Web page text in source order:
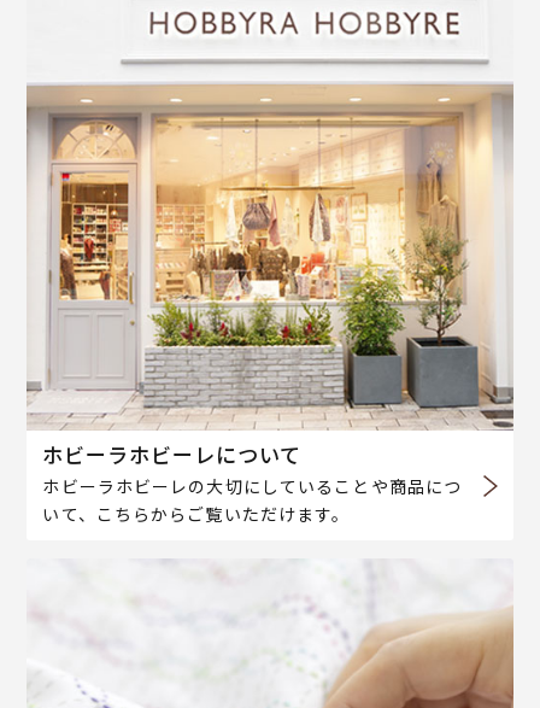
ホビーラホビーレについて
ホビーラホビーレの大切にしていることや商品につ
いて、こちらからご覧いただけます。